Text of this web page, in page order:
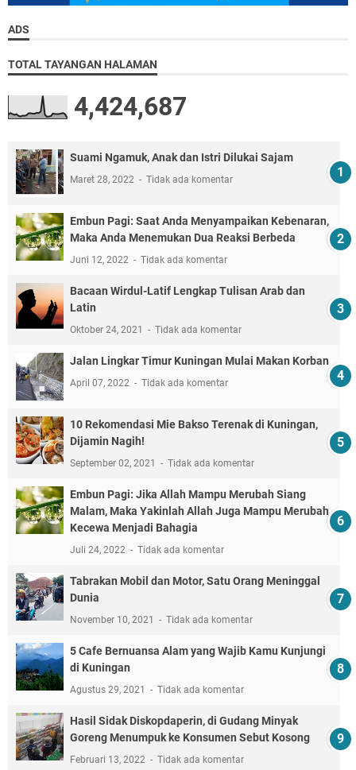
ADS
TOTAL TAYANGAN HALAMAN
4,424,687
Suami Ngamuk, Anak dan Istri Dilukai Sajam
Maret 28, 2022 Tidak ada komentar
Embun Pagi: Saat Anda Menyampaikan Kebenaran,
Maka Anda Menemukan Dua Reaksi Berbeda
Juni 12, 2022 Tidak ada komentar
Bacaan Wirdul-Latif Lengkap Tulisan Arab dan
Latin
Oktober 24, 2021 Tidak ada komentar
Jalan Lingkar Timur Kuningan Mulai Makan Korban
April 07, 2022 Tidak ada komentar
10 Rekomendasi Mie Bakso Terenak di Kuningan,
Dijamin Nagih!
September 02, 2021 Tidak ada komentar
Embun Pagi: Jika Allah Mampu Merubah Siang
Malam, Maka Yakinlah Allah Juga Mampu Merubah
Kecewa Menjadi Bahagia
Juli 24, 2022 Tidak ada komentar
Tabrakan Mobil dan Motor, Satu Orang Meninggal
Dunia
November 10, 2021 Tidak ada komentar
5 Cafe Bernuansa Alam yang Wajib Kamu Kunjungi
di Kuningan
Agustus 29, 2021 Tidak ada komentar
Hasil Sidak Diskopdaperin, di Gudang Minyak
Goreng Menumpuk ke Konsumen Sebut Kosong
Februari 13, 2022 Tidak ada komentar